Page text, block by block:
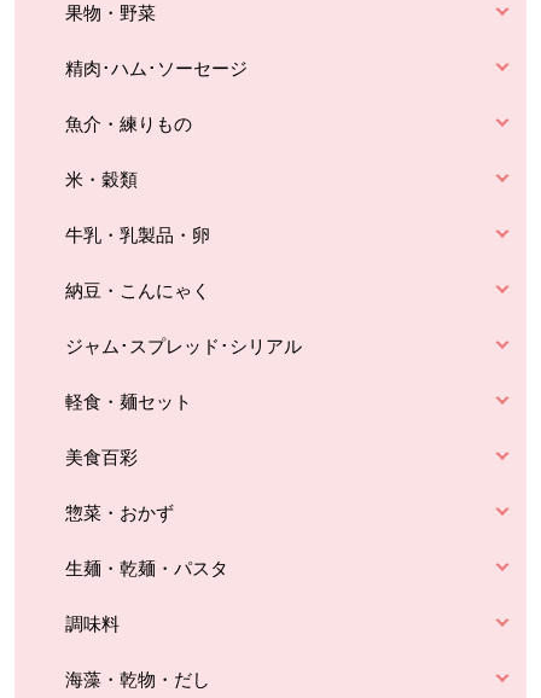
果物・野菜
精肉･ハム･ソーセージ
魚介・練りもの
米・穀類
牛乳・乳製品・卵
納豆・こんにゃく
ジャム･スプレッド･シリアル
軽食・麺セット
美食百彩
惣菜・おかず
生麺・乾麺・パスタ
調味料
海藻・乾物・だし